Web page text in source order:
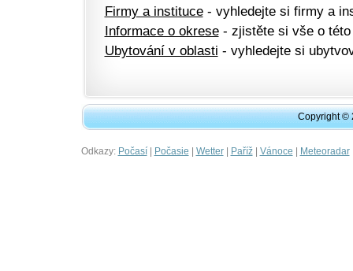
Firmy a instituce- vyhledejte si firmy a
Informace o okrese- zjistěte si vše o této
Ubytování v oblasti - vyhledejte si
Copyright ©
Odkazy: Počasí| Počasie | Wetter| Paříž| Vánoce | Meteoradar